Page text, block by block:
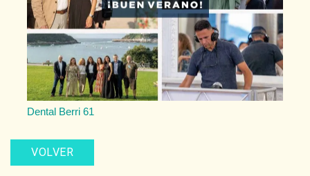
Dental Berri 61
VOLVER